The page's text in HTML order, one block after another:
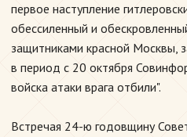
первое наступление
обессиленный и
защитниками красной Москвы,
в период с 20 октября
войска атаки врага отбили".
Встречая 24-ю годовщину